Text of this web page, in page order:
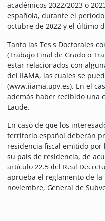
académicos 2022/2023 o
española, durante el
octubre de 2022 y el último
Tanto las Tesis Doctorales
(Trabajo Final de Grado o
estar relacionados con
del IIAMA, las cuales se
(www.iiama.upv.es). En el
además haber recibido una
Laude.
En caso de que los
territorio español deberán
residencia fiscal emitido por
su país de residencia, de
artículo 22.5 del Real
aprueba el reglamento de la
noviembre, General de